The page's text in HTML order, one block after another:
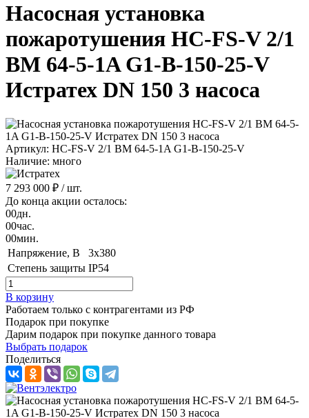
Насосная установка
пожаротушения HC-FS-V 2/1
BM 64-5-1A G1-B-150-25-V
Истратех DN 150 3 насоса
Артикул: HC-FS-V 2/1 BM 64-5-1A G1-B-150-25-V
Наличие: много
7 293 000 ₽ / шт.
До конца акции осталось:
00дн.
00час.
00мин.
Напряжение, B
3x380
Степень защиты IP54
В корзину
Работаем только с контрагентами из РФ
Подарок при покупке
Дарим подарок при покупке данного товара
Выбрать подарок
Поделиться